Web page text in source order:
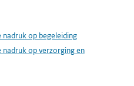
op begeleiding
op verzorging en